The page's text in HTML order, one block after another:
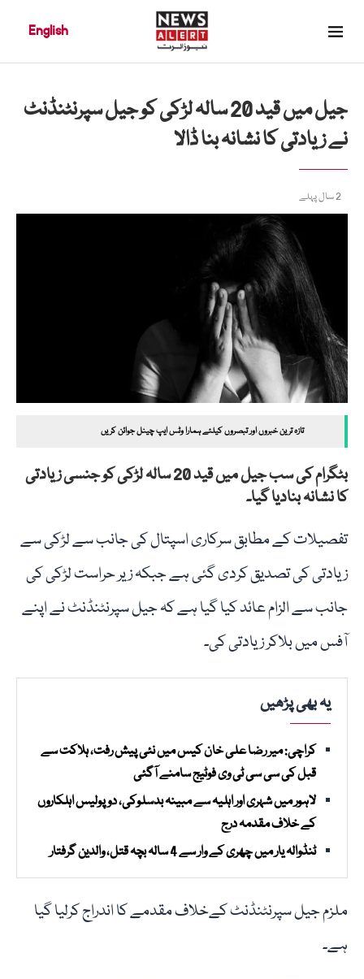
English
جیل میں قید 20 سالہ لڑکی کو جیل سپرنٹنڈنٹ
نے زیادتی کا نشانہ بنا ڈالا
2 سال پہلے
تازہ ترین خبروں اور تبصروں کیلئے ہمارا وٹس ایپ چینل جوائن کریں
بٹگرام کی سب جیل میں قید 20 سالہ لڑکی کو جنسی زیادتی
کا نشانہ بنادیا گیا۔
تفصیلات کے مطابق سرکاری اسپتال کی جانب سے لڑکی سے
زیادتی کی تصدیق کردی گئی ہے جبکہ زیر حراست لڑکی کی
جانب سے الزام عائد کیا گیا ہے کہ جیل سپرنٹنڈنٹ نے اپنے
آفس میں بلاکر زیادتی کی۔
یہ بھی پڑھیں
کراچی: میر رضا علی خان کیس میں نئی پیش رفت، ہلاکت سے
قبل کی سی سی ٹی وی فوٹیج سامنے آگئی
لاہور میں شہری اور اہلیہ سے مبینہ بدسلوکی، دو پولیس اہلکاروں
کے خلاف مقدمہ درج
ٹنڈوالہ یار میں چھری کے وار سے 4 سالہ بچہ قتل، والدین گرفتار
ملزم جیل سپرنٹنڈنٹ کےخلاف مقدمے کا اندراج کرلیا گیا
ہے۔